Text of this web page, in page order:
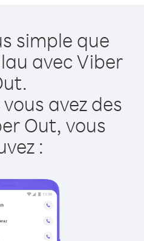
simple que
avec Viber
avez des
Out, vous
: